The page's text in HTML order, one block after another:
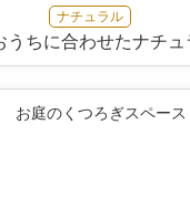
ナチュラル
うちに合わせたナチ